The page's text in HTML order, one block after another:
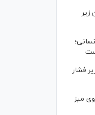
زیر
فشار
میز